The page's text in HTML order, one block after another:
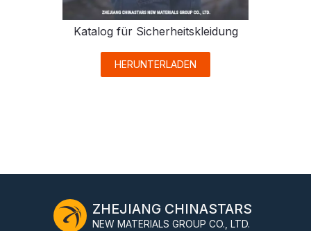
Katalog für Sicherheitskleidung
HERUNTERLADEN
ZHEJIANG CHINASTARS
NEW MATERIALS GROUP CO., LTD.